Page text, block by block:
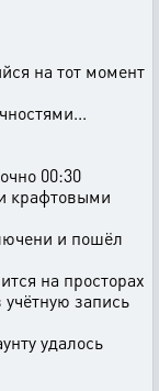
на тот момент
00:30
крафтовыми
и пошёл
на просторах
запись
удалось